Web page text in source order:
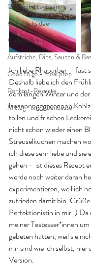
Gesundheitswissen
Frühstücksideen
Kuchen & Süßes
Aufstriche, Dips, Saucen &
Good to go - meal prep
Rohkost-Rezepte
Mittag- und Abendessen
Ich liebe Rhabarber  - fast
Deshalb liebe ich den
dem langen Winter und der
laaaannngggeeennnn
tollen und frischen
nicht schon wieder einen
Streuselkuchen machen
ich diese sehr liebe und sie
gehen -  ist dieses Rezept
werde noch weiter daran
experimentieren, weil ich
zufrieden damit bin.
Perfektionistin in mir ;) Da
meiner Testesser*innen
gebeten hatten, weil sie
mir sind wie ich selbst, hier
Version.